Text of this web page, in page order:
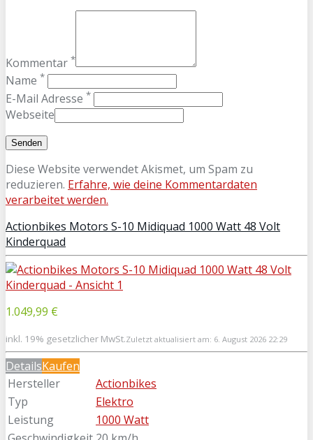
Kommentar *
Name *
E-Mail Adresse *
Webseite
Diese Website verwendet Akismet, um Spam zu
reduzieren. Erfahre, wie deine Kommentardaten
verarbeitet werden.
Actionbikes Motors S-10 Midiquad 1000 Watt 48 Volt
Kinderquad
1.049,99 €
inkl. 19% gesetzlicher MwSt.Zuletzt aktualisiert am: 6. August 2026 22:29
DetailsKaufen
Hersteller
Actionbikes
Typ
Elektro
Leistung
1000 Watt